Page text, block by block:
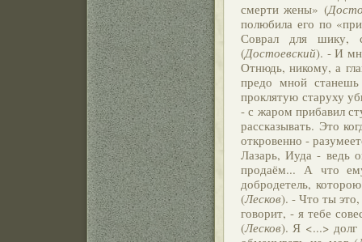
смерти жены» (
полюбила его по
Соврал для шику,
(Достоевский). - И
Отнюдь, никому, а
предо мной
проклятую старуху
- с жаром прибавил
рассказывать. Это
откровенно -
Лазарь, Иуда - ведь
продаём... А что
добродетель,
(Лесков). - Что ты это,
говорит, - я тебе
(Лесков). Я <...> долг